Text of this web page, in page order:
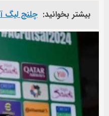
بیشتر بخوانید: چلنج لیگ